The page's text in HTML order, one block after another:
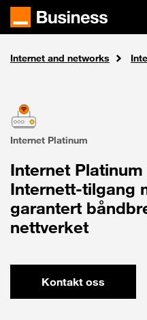
Skip to main content
Home
Tjenester
Internet and networks
Internet Platinum
Internet
Internett-tilgang
garantert
nettverket
Kontakt oss